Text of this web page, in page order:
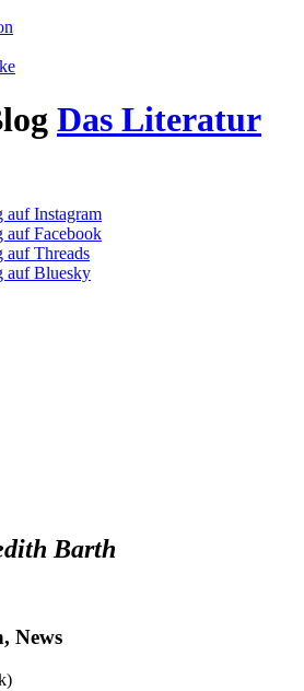
Das Literatur
Instagram
auf Facebook
auf Threads
auf Bluesky
Barth
News